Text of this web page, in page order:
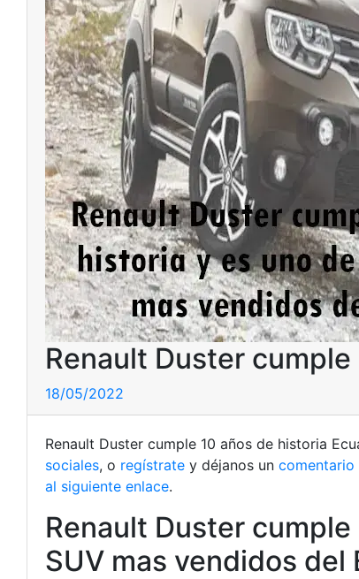
Renault Duster
18/05/2022
Renault Duster cumple 10 años de historia
sociales, o regístrate y déjanos un comentario
al siguiente enlace.
Renault Duster
SUV mas vendidos del